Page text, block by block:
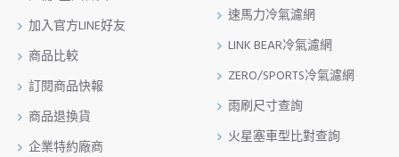
加入官方LINE好友
商品比較
訂閱商品快報
商品退換貨
企業特約廠商
速馬力冷氣濾網
LINK BEAR冷氣濾網
ZERO/SPORTS冷氣濾網
雨刷尺寸查詢
火星塞車型比對查詢